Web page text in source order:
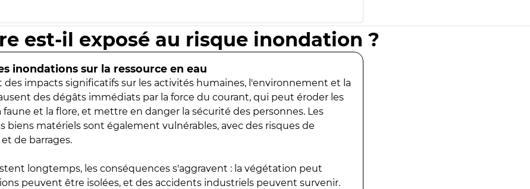
est-il exposé au risque inondation ?
inondations sur la ressource en eau
des impacts significatifs sur les activités humaines, l'environnement et la
des dégâts immédiats par la force du courant, qui peut éroder les
faune et la flore, et mettre en danger la sécurité des personnes. Les
biens matériels sont également vulnérables, avec des risques de
de barrages.
longtemps, les conséquences s'aggravent : la végétation peut
peuvent être isolées, et des accidents industriels peuvent survenir.